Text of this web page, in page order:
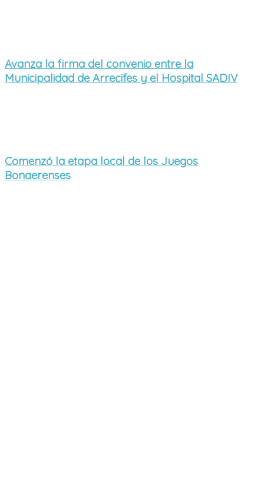
Avanza la firma del convenio entre la
Municipalidad de Arrecifes y el Hospital SADIV
Comenzó la etapa local de los Juegos
Bonaerenses